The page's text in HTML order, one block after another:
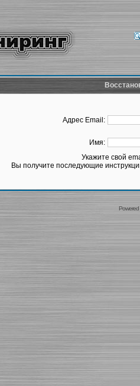
Адрес Email:
Имя:
Укажите свой
Вы получите последующие